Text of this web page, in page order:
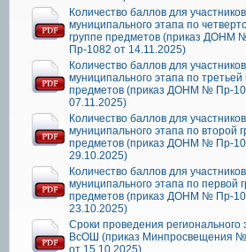
Количество баллов для участников
муниципального этапа по
группе предметов (приказ ДОНМ
Пр-1082 от 14.11.2025)
Количество баллов для участников
муниципального этапа по третьей
предметов (приказ ДОНМ № Пр-
07.11.2025)
Количество баллов для участников
муниципального этапа по второй
предметов (приказ ДОНМ № Пр-
29.10.2025)
Количество баллов для участников
муниципального этапа по первой
предметов (приказ ДОНМ № Пр-
23.10.2025)
Сроки проведения регионального
ВсОШ (приказ Минпросвещения
от 15.10.2025)